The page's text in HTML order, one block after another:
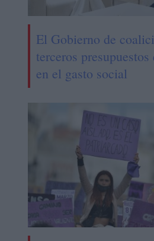
El Gobierno de
terceros
en el gasto social